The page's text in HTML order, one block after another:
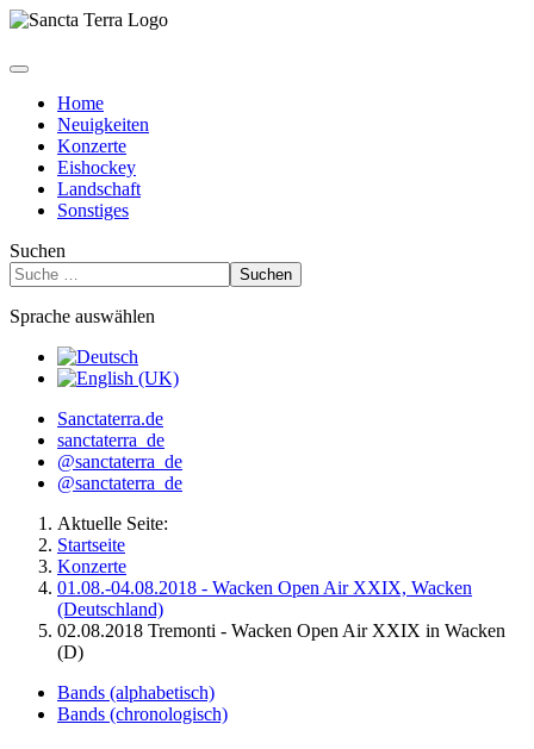
Home
Neuigkeiten
Konzerte
Eishockey
Landschaft
Sonstiges
Suchen
Suchen
Sprache auswählen
Sanctaterra.de
sanctaterra_de
@sanctaterra_de
@sanctaterra_de
Aktuelle Seite:
Startseite
Konzerte
01.08.-04.08.2018 - Wacken Open Air XXIX, Wacken
(Deutschland)
02.08.2018 Tremonti - Wacken Open Air XXIX in Wacken
(D)
Bands (alphabetisch)
Bands (chronologisch)